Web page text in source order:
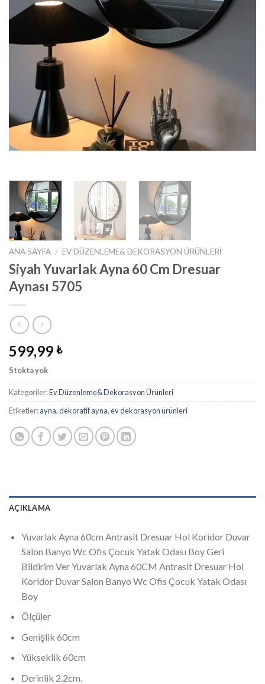
ANA SAYFA / EV DÜZENLEME& DEKORASYON ÜRÜNLERI
Siyah Yuvarlak Ayna 60 Cm Dresuar
Aynası 5705
599,99 ₺
Stokta yok
Kategoriler:Ev Düzenleme& Dekorasyon Ürünleri
Etiketler:ayna,dekoratif ayna,ev dekorasyon ürünleri
AÇIKLAMA
Yuvarlak Ayna 60cm Antrasit Dresuar Hol Koridor Duvar
Salon Banyo Wc Ofis Çocuk Yatak Odası Boy Geri
Bildirim Ver Yuvarlak Ayna 60CM Antrasit Dresuar Hol
Koridor Duvar Salon Banyo Wc Ofis Çocuk Yatak Odası
Boy
Ölçüler
Genişlik 60cm
Yükseklik 60cm
Derinlik 2.2cm.